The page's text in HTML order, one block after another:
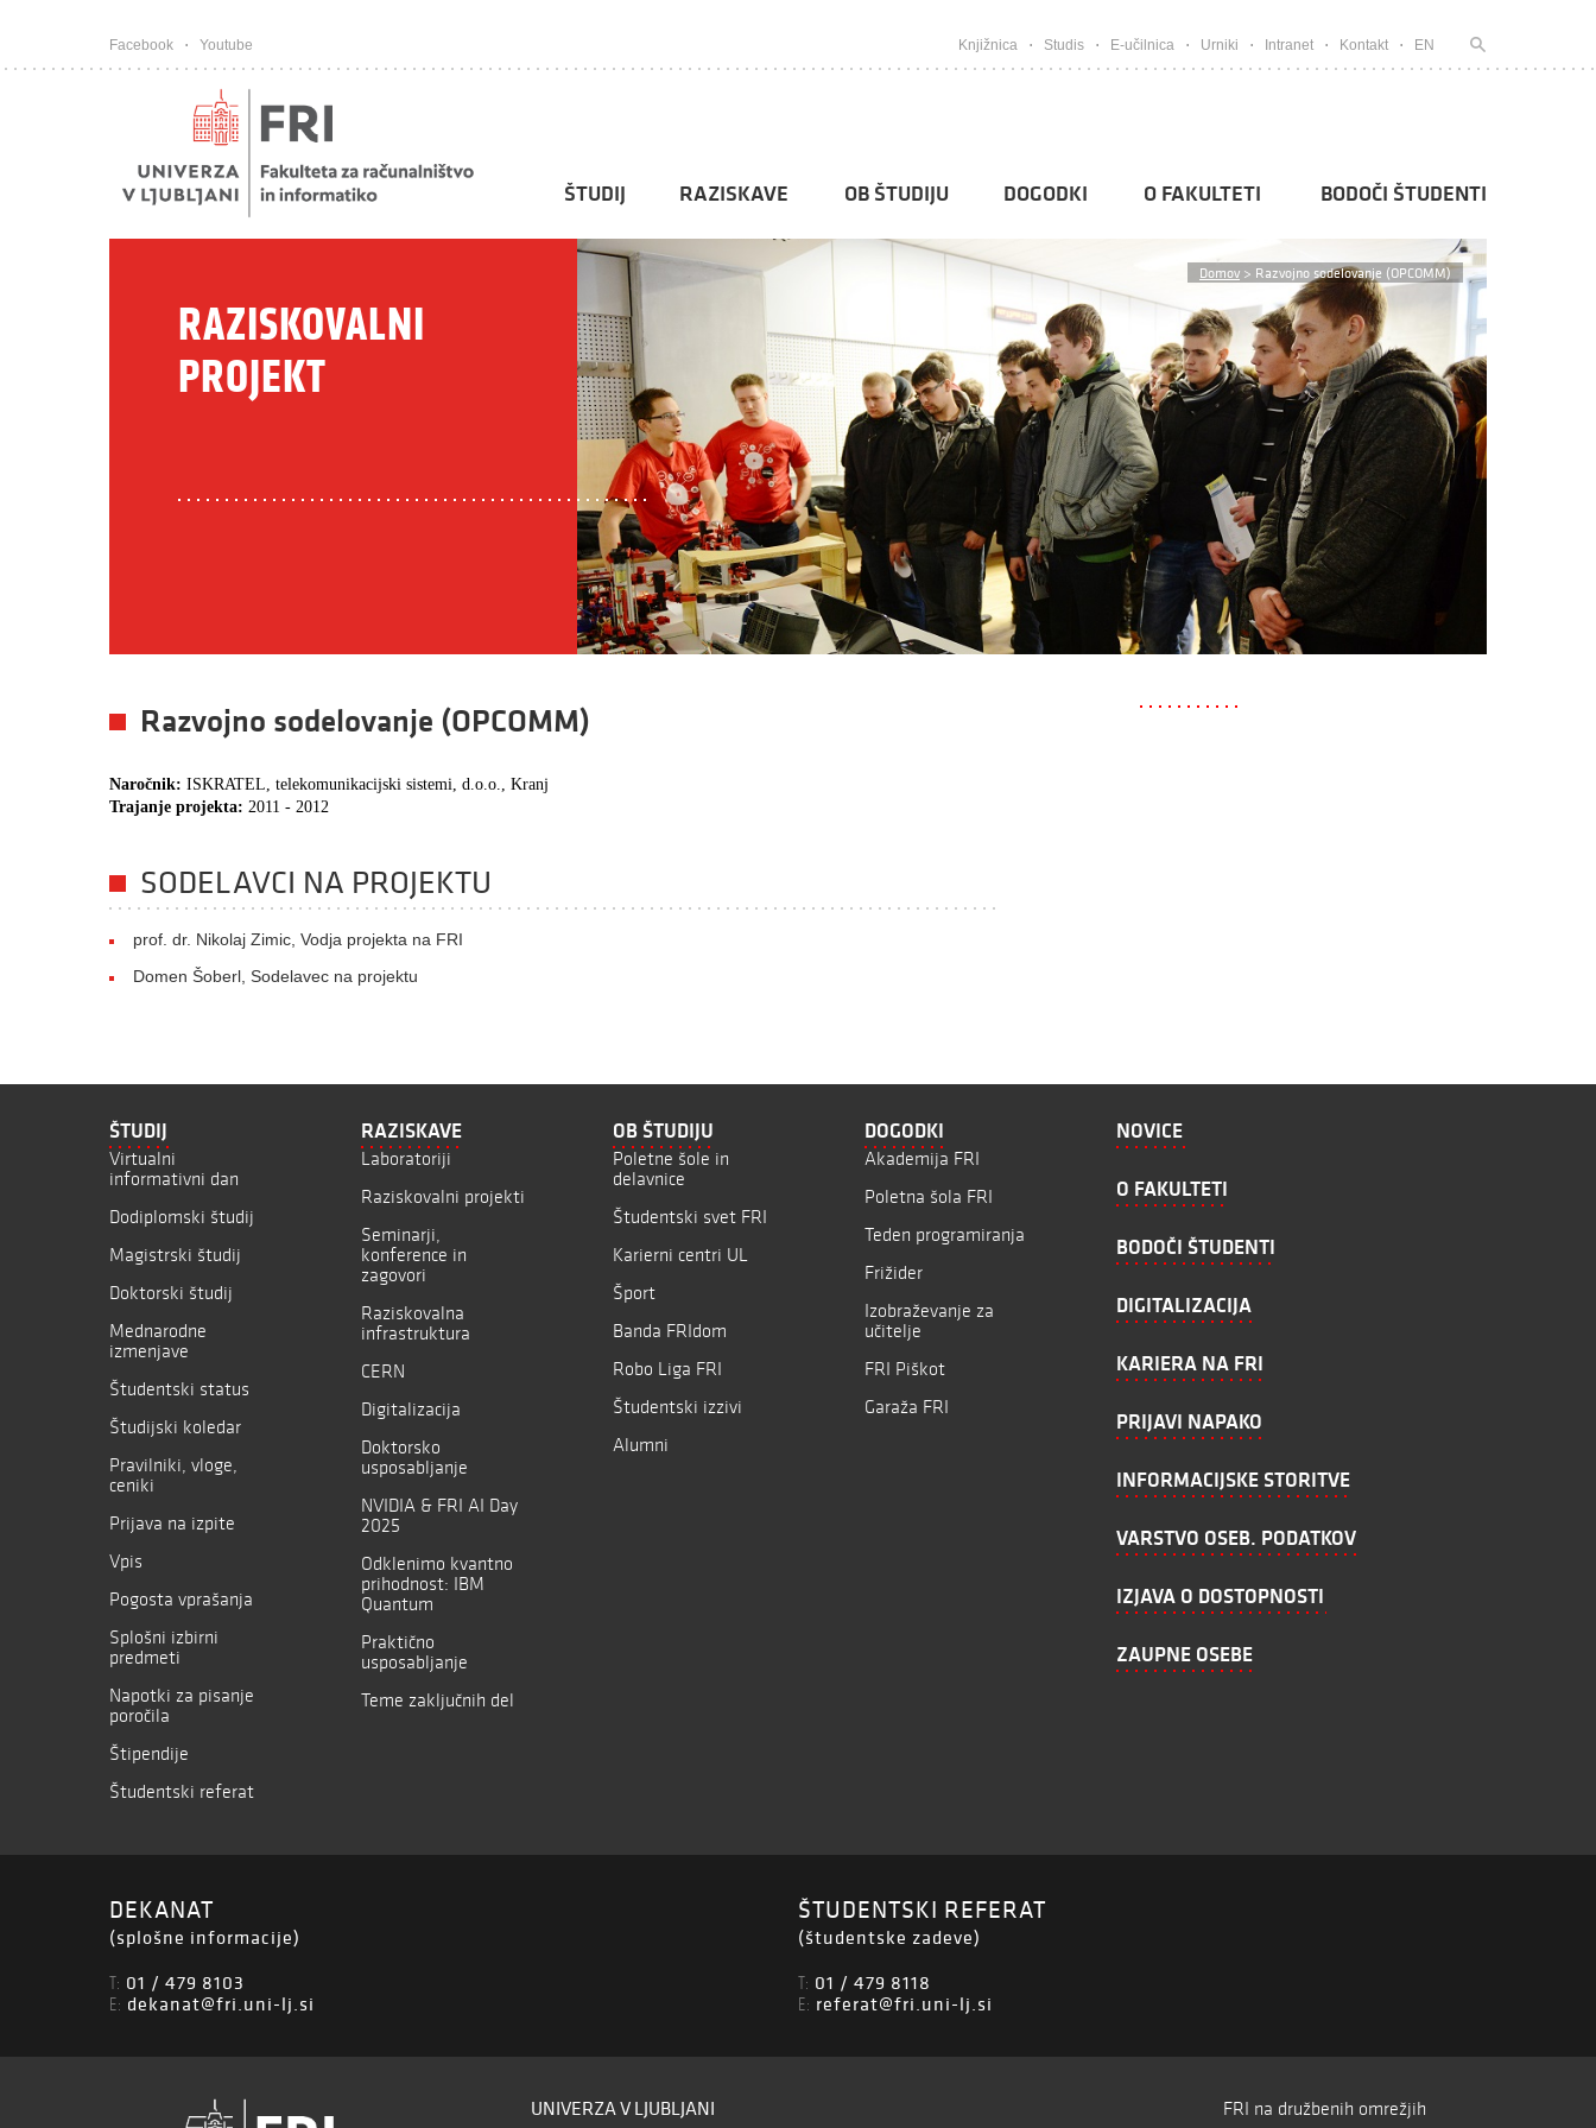
Facebook Youtube Knjižnica Studis E-učilnica Urniki Intranet Kontakt EN
ŠTUDIJ RAZISKAVE OB ŠTUDIJU DOGODKI O FAKULTETI BODOČI ŠTUDENTI
Domov > Razvojno sodelovanje (OPCOMM)
RAZISKOVALNI
PROJEKT
Razvojno sodelovanje (OPCOMM)
Naročnik: ISKRATEL, telekomunikacijski sistemi, d.o.o., Kranj
Trajanje projekta: 2011 - 2012
SODELAVCI NA PROJEKTU
prof. dr. Nikolaj Zimic, Vodja projekta na FRI
Domen Šoberl, Sodelavec na projektu
ŠTUDIJ
Virtualni
informativni dan
Dodiplomski študij
Magistrski študij
Doktorski študij
Mednarodne
izmenjave
Študentski status
Študijski koledar
Pravilniki, vloge,
ceniki
Prijava na izpite
Vpis
Pogosta vprašanja
Splošni izbirni
predmeti
Napotki za pisanje
poročila
Štipendije
Študentski referat
RAZISKAVE
Laboratoriji
Raziskovalni projekti
Seminarji,
konference in
zagovori
Raziskovalna
infrastruktura
CERN
Digitalizacija
Doktorsko
usposabljanje
NVIDIA & FRI AI Day
2025
Odklenimo kvantno
prihodnost: IBM
Quantum
Praktično
usposabljanje
Teme zaključnih del
OB ŠTUDIJU
Poletne šole in
delavnice
Študentski svet FRI
Karierni centri UL
Šport
Banda FRIdom
Robo Liga FRI
Študentski izzivi
Alumni
DOGODKI
Akademija FRI
Poletna šola FRI
Teden programiranja
Frižider
Izobraževanje za
učitelje
FRI Piškot
Garaža FRI
NOVICE
O FAKULTETI
BODOČI ŠTUDENTI
DIGITALIZACIJA
KARIERA NA FRI
PRIJAVI NAPAKO
INFORMACIJSKE STORITVE
VARSTVO OSEB. PODATKOV
IZJAVA O DOSTOPNOSTI
ZAUPNE OSEBE
DEKANAT
(splošne informacije)
T: 01 / 479 8103
E: dekanat@fri.uni-lj.si
ŠTUDENTSKI REFERAT
(študentske zadeve)
T: 01 / 479 8118
E: referat@fri.uni-lj.si
UNIVERZA V LJUBLJANI
FRI na družbenih omrežjih